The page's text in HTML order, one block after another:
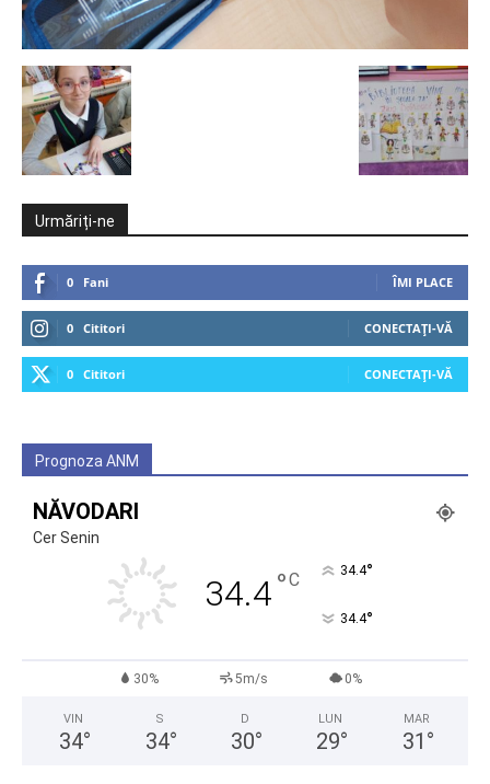
Urmăriți-ne
0 Fani ÎMI PLACE
0 Cititori CONECTAȚI-VĂ
0 Cititori CONECTAȚI-VĂ
Prognoza ANM
NĂVODARI
Cer Senin
34.4°C 34.4°
34.4°
30% 5m/s 0%
VIN
34°
S
34°
D
30°
LUN
29°
MAR
31 °